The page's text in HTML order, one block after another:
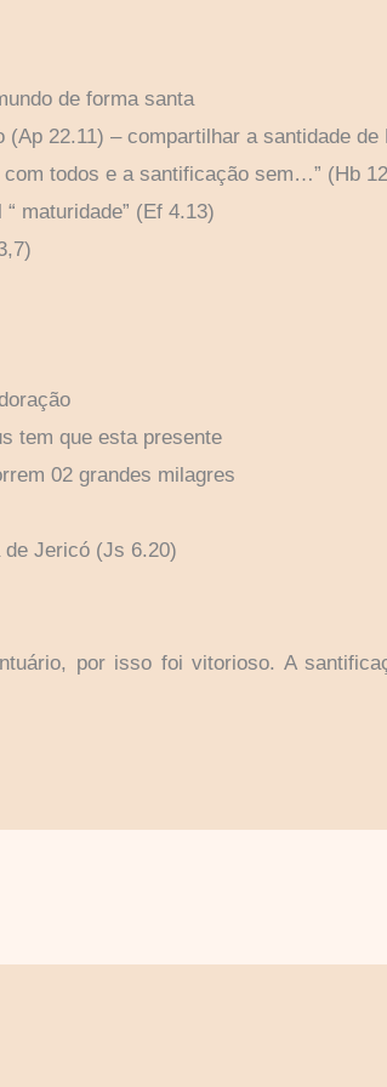
de forma santa
22.11) – compartilhar a santidade de
todos e a santificação sem…” (Hb
maturidade” (Ef 4.13)
tem que esta presente
02 grandes milagres
de Jericó (Js 6.20)
por isso foi vitorioso. A